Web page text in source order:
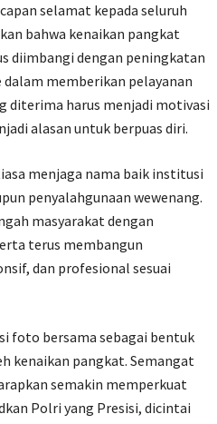
selamat kepada seluruh
bahwa kenaikan pangkat
diimbangi dengan peningkatan
memberikan pelayanan
diterima harus menjadi motivasi
alasan untuk berpuas diri.
menjaga nama baik institusi
penyalahgunaan wewenang.
masyarakat dengan
terus membangun
dan profesional sesuai
foto bersama sebagai bentuk
kenaikan pangkat. Semangat
semakin memperkuat
Polri yang Presisi, dicintai